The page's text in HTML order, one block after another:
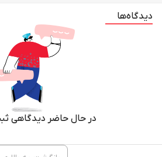
دیدگاه‌ها
در حال حاضر دیدگاهی